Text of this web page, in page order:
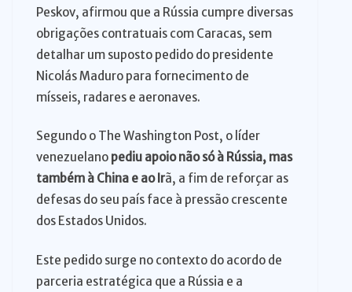
Peskov, afirmou que a Rússia cumpre diversas
obrigações contratuais com Caracas, sem
detalhar um suposto pedido do presidente
Nicolás Maduro para fornecimento de
mísseis, radares e aeronaves.
Segundo o The Washington Post, o líder
venezuelano pediu apoio não só à Rússia, mas
também à China e ao Irã, a fim de reforçar as
defesas do seu país face à pressão crescente
dos Estados Unidos.
Este pedido surge no contexto do acordo de
parceria estratégica que a Rússia e a